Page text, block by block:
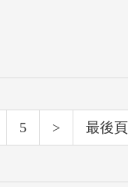
5 > 最後頁